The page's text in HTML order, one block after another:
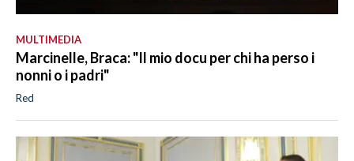
MULTIMEDIA
Marcinelle, Braca: "Il mio docu per chi ha perso i
nonni o i padri"
Red